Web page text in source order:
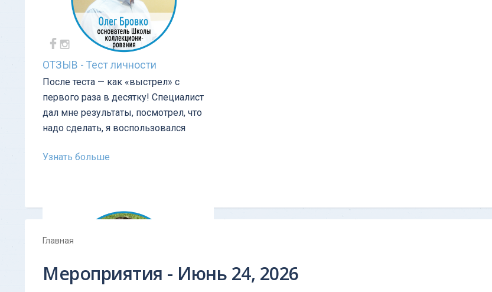
ОТЗЫВ - Тест личности
После теста — как «выстрел» с
первого раза в десятку! Cпециалист
дал мне результаты, посмотрел, что
надо сделать, я воспользовался
Узнать больше
Главная
Мероприятия - Июнь 24, 2026